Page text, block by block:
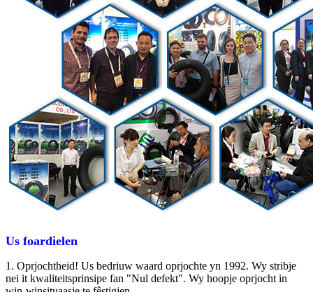
Us foardielen
1. Oprjochtheid! Us bedriuw waard oprjochte yn 1992. Wy stribje
nei it kwaliteitsprinsipe fan "Nul defekt". Wy hoopje oprjocht in